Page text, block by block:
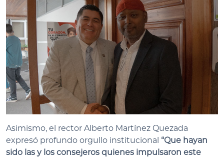
Asimismo, el rector Alberto Martínez Quezada
expresó profundo orgullo institucional “Que hayan
sido las y los consejeros quienes impulsaron este